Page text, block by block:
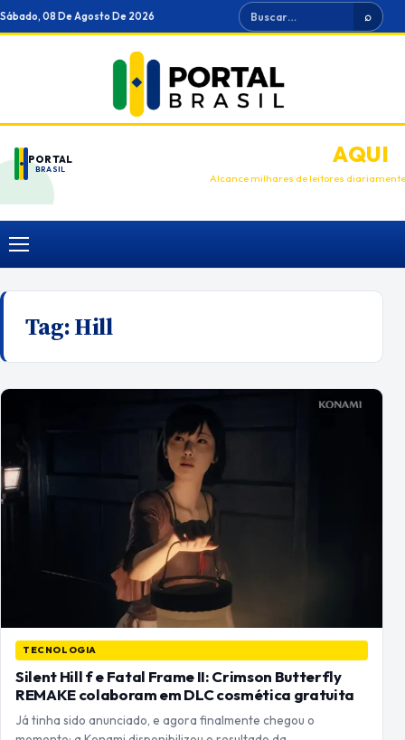
Ir
para
Sábado, 08 De Agosto De 2026 Buscar ⌕
PORTAL
BRASIL
ANUNCIEAQUI
Alcance milhares de leitores diariamente
Menu
Tag:Hill
TECNOLOGIA
Silent Hill f e Fatal Frame II: Crimson Butterfly
REMAKE colaboram em DLC cosmética gratuita
Já tinha sido anunciado, e agora finalmente chegou o